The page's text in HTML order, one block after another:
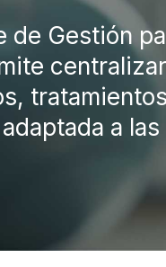
de Gestión
a